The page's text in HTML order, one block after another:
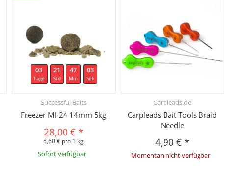
03
Tage
21
Std
47
Min
02
Sek
Successful Baits
Freezer MI-24 14mm 5kg
28,00 € *
5,60 € pro 1 kg
Sofort verfügbar
Carpleads.de
Carpleads Bait Tools Braid
Needle
4,90 € *
Momentan nicht verfügbar